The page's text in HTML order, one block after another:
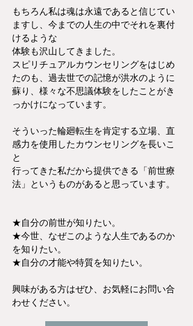
もちろん私は魂は永遠であると信じてい
ますし、今までの人生の中でそれを裏付
けるような
体験も沢山してきました。
スピリチュアルカウンセリングをはじめ
たのも、過去世での記憶が洪水のように
蘇り、様々な不思議体験をしたことがき
っかけになっています。
そういった輪廻転生を肯定する立場、直
感力を使用したカウンセリングを長いこ
と
行ってきた私だから提供できる「前世療
法」というものがあると思っています。
★自分の前世が知りたい。
★今世、なぜこのような人生であるのか
を知りたい。
★自分の才能や特質を知りたい。
興味がある方はぜひ、お気軽にお問い合
わせください。